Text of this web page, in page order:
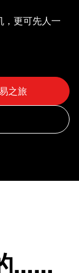
，更可先人一
……